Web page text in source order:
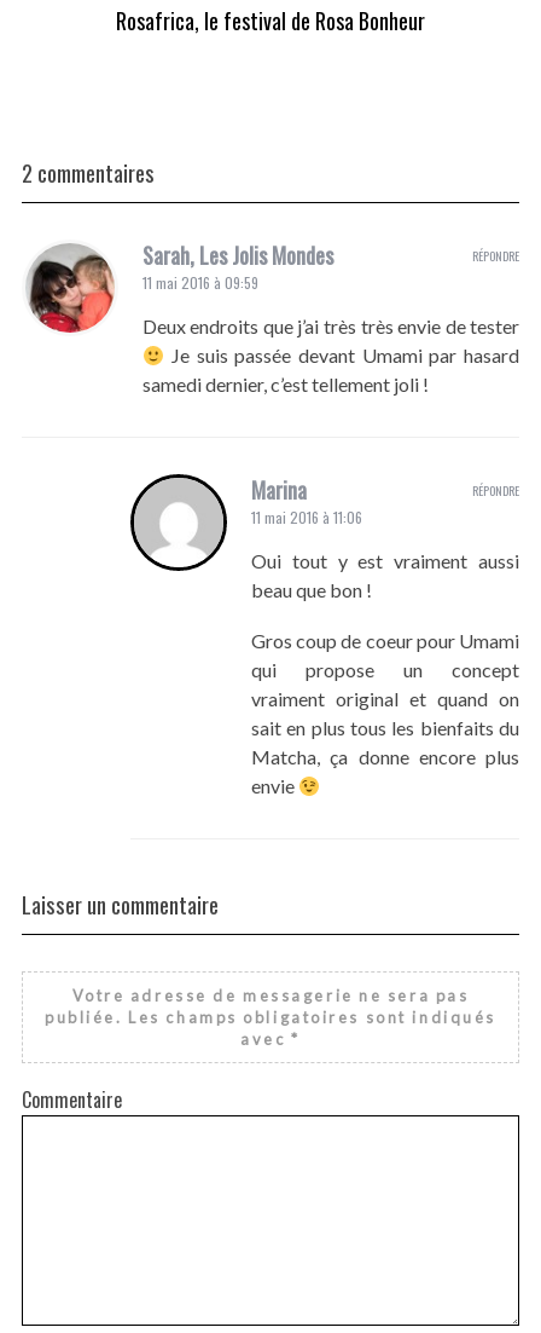
Rosafrica, le festival de Rosa Bonheur
2 commentaires
Sarah, Les Jolis Mondes
11 mai 2016 à 09:59
Deux endroits que j’ai très très envie de tester
Je suis passée devant Umami par hasard
samedi dernier, c’est tellement joli !
RÉPONDRE
Marina
11 mai 2016 à 11:06
Oui tout y est vraiment aussi
beau que bon !
Gros coup de coeur pour Umami
qui propose un concept
vraiment original et quand on
sait en plus tous les bienfaits du
Matcha, ça donne encore plus
envie
RÉPONDRE
Laisser un commentaire
Votre adresse de messagerie ne sera pas
publiée. Les champs obligatoires sont indiqués
avec*
Commentaire